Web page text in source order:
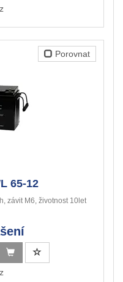
Porovnat
65-12
závit M6, životnost 10let